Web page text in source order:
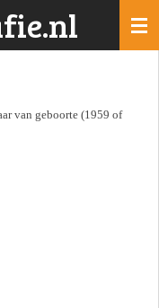
van geboorte (1959 of